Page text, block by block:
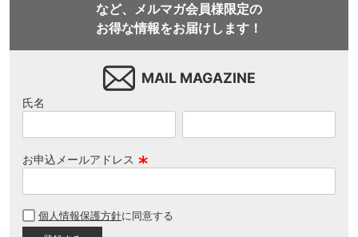
など、メルマガ会員様限定の
お得な情報をお届けします！
MAIL MAGAZINE
氏名
お申込メールアドレス
須
個人情報保護方針に同意する